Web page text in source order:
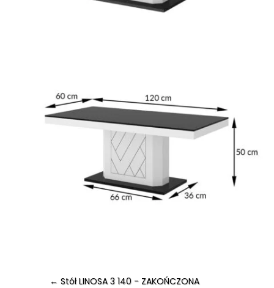
← Stół LINOSA 3 140 - ZAKOŃCZONA